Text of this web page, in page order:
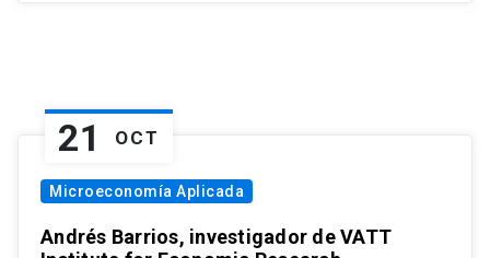
21 OCT
Microeconomía Aplicada
Andrés Barrios, investigador de VATT